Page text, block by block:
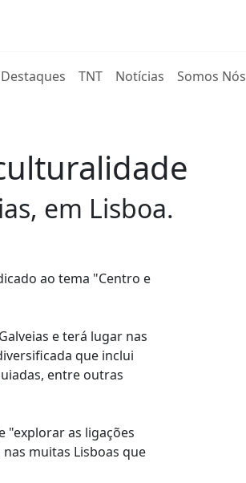
Destaques TNT Notícias Somos Nós
em Lisboa.
ao tema "Centro e
e terá lugar nas
que inclui
entre outras
"explorar as ligações
muitas Lisboas que